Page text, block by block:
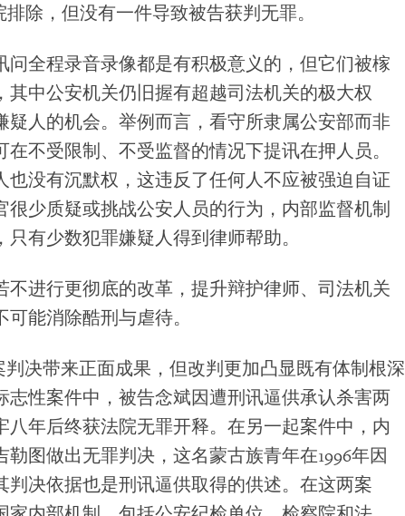
除，但没有一件导致被告获判无罪。
问全程录音录像都是有积极意义的，但它们被榢
其中公安机关仍旧握有超越司法机关的极大权
疑人的机会。举例而言，看守所隶属公安部而非
不受限制、不受监督的情况下提讯在押人员。
也没有沉默权，这违反了任何人不应被强迫自证
少质疑或挑战公安人员的行为，内部监督机制
有少数犯罪嫌疑人得到律师帮助。
不进行更彻底的改革，提升辩护律师、司法机关
能消除酷刑与虐待。
判决带来正面成果，但改判更加凸显既有体制根深
志性案件中，被告念斌因遭刑讯逼供承认杀害两
八年后终获法院无罪开释。在另一起案件中，内
图做出无罪判决，这名蒙古族青年在1996年因
判决依据也是刑讯逼供取得的供述。在这两案